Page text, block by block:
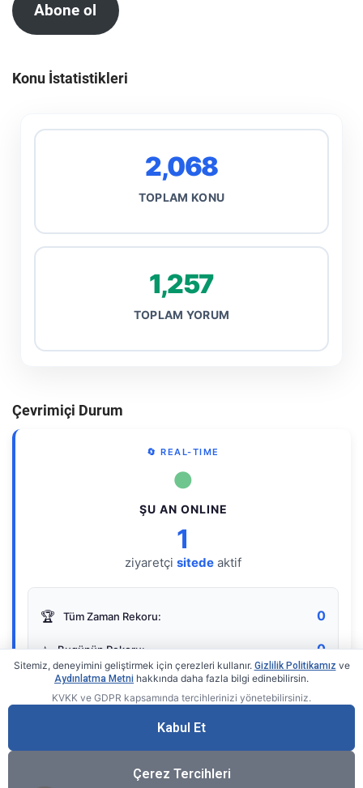
Abone ol
Konu İstatistikleri
2,068
TOPLAM KONU
1,257
TOPLAM YORUM
Çevrimiçi Durum
🔄 REAL-TIME
●
ŞU AN ONLINE
1
ziyaretçi sitede aktif
🏆 Tüm Zaman Rekoru: 0
⭐ Bugünün Rekoru: 0
Gerçek zamanlı sayaç
Sitemiz, deneyimini geliştirmek için çerezleri kullanır. Gizlilik Politikamız ve
Aydınlatma Metni hakkında daha fazla bilgi edinebilirsin.
KVKK ve GDPR kapsamında tercihlerinizi yönetebilirsiniz.
Kabul Et
Çerez Tercihleri